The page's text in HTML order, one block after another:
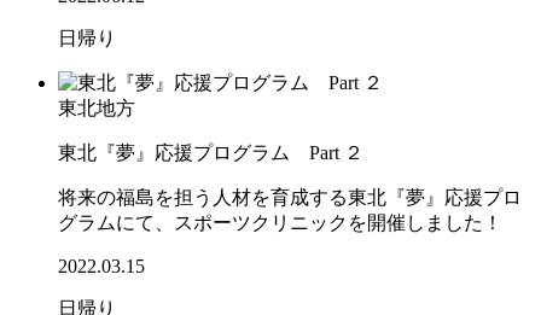
日帰り
東北地方
東北『夢』応援プログラム Part ２
将来の福島を担う人材を育成する東北『夢』応援プロ
グラムにて、スポーツクリニックを開催しました！
2022.03.15
日帰り